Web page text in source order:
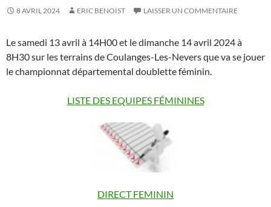
8 AVRIL 2024 ERIC BENOIST LAISSER UN COMMENTAIRE
Le samedi 13 avril à 14H00 et le dimanche 14 avril 2024 à
8H30 sur les terrains de Coulanges-Les-Nevers que va se jouer
le championnat départemental doublette féminin.
LISTE DES EQUIPES FÉMININES
DIRECT FEMININ